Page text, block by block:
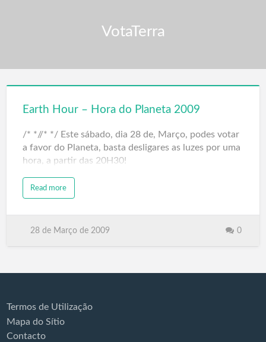
VotaTerra
Earth Hour – Hora do Planeta 2009
/* *//* */ Este sábado, dia 28 de, Março, podes votar
a favor do Planeta, basta desligares as luzes por uma
hora, a partir das 20H30!
Read more
28 de Março de 2009 0
Termos de Utilização
Mapa do Sítio
Contacto